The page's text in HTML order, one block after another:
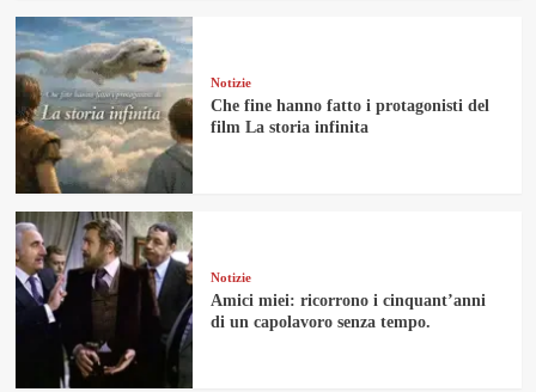
Notizie
Che fine hanno fatto i protagonisti del
film La storia infinita
Notizie
Amici miei: ricorrono i cinquant’anni
di un capolavoro senza tempo.